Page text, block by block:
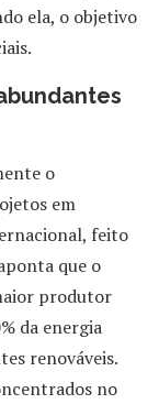
ela, o objetivo
o
em
feito
que o
produtor
da energia
renováveis.
no